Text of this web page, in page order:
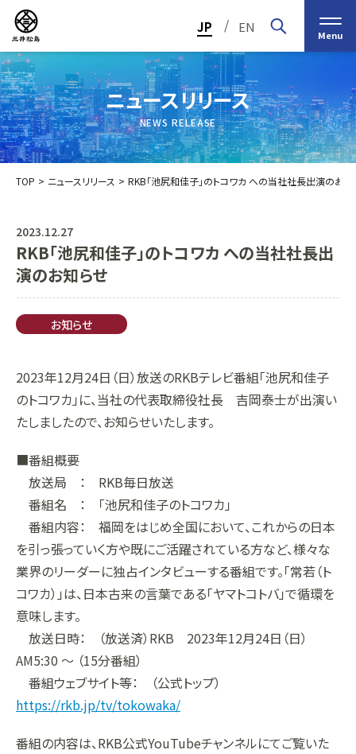
Menu
トップメッセージ 経営の基本理念
中期経営計画2030 会社概要
組織 グループ企業一覧
コーポレート･ガバナンス CMギャラリー
投資家（IR）情報 個人投資家の皆様へ
決算短信 有価証券報告書
決算説明資料 その他開示資料
決算説明会動画（アーカイブ）
配当について 株主総会のご案内
株式取得手続きについて 株主優待制度のご案内
FISCO社による当社レポート
シェアードリサーチ社による
よくあるご質問
電子公告
株式会社明光商会 株式会社ケイエムテイ
株式会社システックキョーワ MOS株式会社
CST株式会社
日本カタン株式会社 株式会社プラスワンテクノ
ゼクサスチェン株式会社 株式会社杉山チエン製作所
株式会社エム・アール・エフ
港倶楽部オペレーションズ株式
社長メッセージ・基本方針 サステナビリティへの
採用情報
社員インタビュー 私たちについて
働く環境 募集要項
ニュースリリース
NEWS RELEASE
JP EN
/
TOP ニュースリリース RKB「池尻和佳子」のトコワカ への当社社長出演のお知
2023.12.27
RKB「池尻和佳子」のトコワカ への当社社長出
演のお知らせ
お知らせ
2023年12月24日（日）放送のRKBテレビ番組「池尻和佳子
のトコワカ」に、当社の代表取締役社長 吉岡泰士が出演い
たしましたので、お知らせいたします。
■番組概要
放送局 ： RKB毎日放送
番組名 ： 「池尻和佳子のトコワカ」
番組内容： 福岡をはじめ全国において、これからの日本
を引っ張っていく方や既にご活躍されている方など、様々な
業界のリーダーに独占インタビューする番組です。「常若（ト
コワカ）」は、日本古来の言葉である「ヤマトコトバ」で循環を
意味します。
放送日時： （放送済）RKB 2023年12月24日（日）
AM5:30 ～ （15分番組）
番組ウェブサイト等： （公式トップ）
https://rkb.jp/tv/tokowaka/
番組の内容は、RKB公式YouTubeチャンネルにてご覧いた